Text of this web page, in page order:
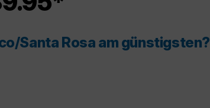
Santa Rosa am günstigsten?